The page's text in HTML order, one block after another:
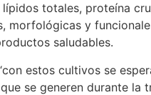
totales, proteína
morfológicas y
saludables.
estos cultivos se
se generen durante la